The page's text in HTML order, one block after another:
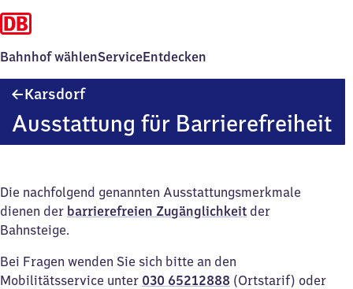
Bahnhof wählenServiceEntdecken
KarsdorfKarsdorf
Ausstattung für Barrierefreiheit
Die nachfolgend genannten Ausstattungsmerkmale
dienen der barrierefreien Zugänglichkeit der
Bahnsteige.
Bei Fragen wenden Sie sich bitte an den
Mobilitätsservice unter 030 65212888 (Ortstarif) oder